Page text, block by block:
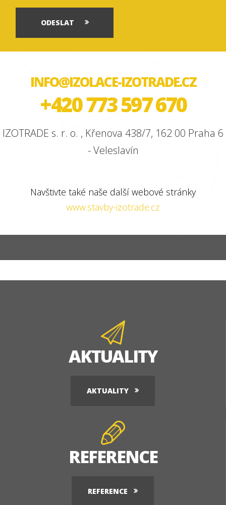
ODESLAT
INFO@IZOLACE-IZOTRADE.CZ
+420 773 597 670
IZOTRADE s. r. o. , Křenova 438/7, 162 00 Praha 6
- Veleslavín
Navštivte také naše další webové stránky
www.stavby-izotrade.cz
AKTUALITY
AKTUALITY
REFERENCE
REFERENCE